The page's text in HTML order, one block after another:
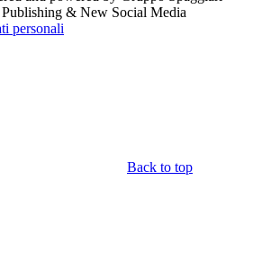
& New Social Media
personali
Back to top